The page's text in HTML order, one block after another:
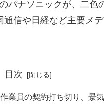
パナソニックが、二色
信や日経など主要メ
目次
業員の契約打ち切り、景